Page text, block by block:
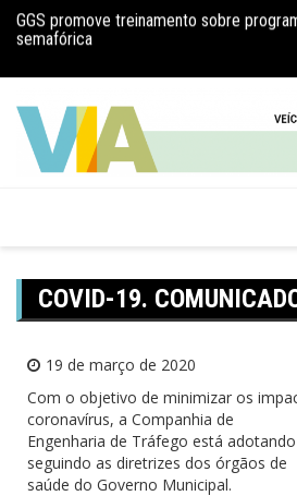
GGS promove treinamento sobre
semafórica
COVID-19.
19 de março de 2020
Com o objetivo de minimizar os
coronavírus, a Companhia de
Engenharia de Tráfego está
seguindo as diretrizes dos órgãos de
saúde do Governo Municipal.